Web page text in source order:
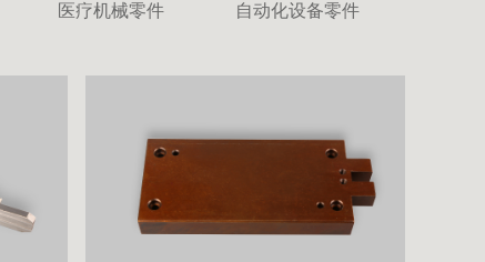
医疗机械零件 自动化设备零件